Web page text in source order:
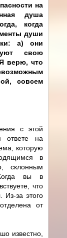
на
душа
когда
души
а) они
свою
верю, что
совсем
с этой
ответе на
которую
в
склонным
вы в
что
Из-за этого
от
известно,